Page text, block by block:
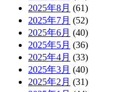
2025年8月 (61)
2025年7月 (52)
2025年6月 (40)
2025年5月 (36)
2025年4月 (33)
2025年3月 (40)
2025年2月 (31)